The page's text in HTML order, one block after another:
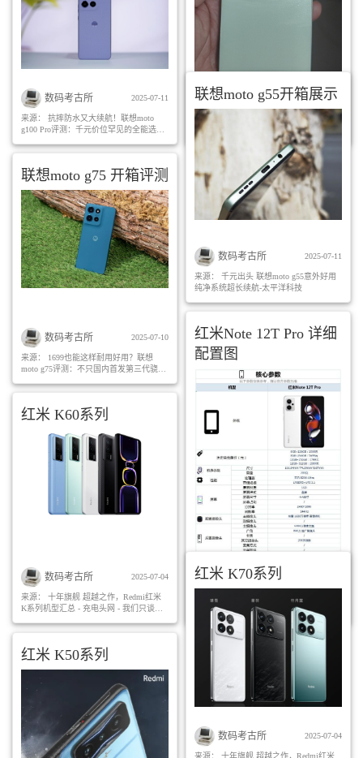
数码考古所 2025-07-30
来源：
618数码好物开箱！iQOO Z9x
带来的惊喜体验_安卓手机_什么值得买
数码考古所 2025-07-11
来源： 抗摔防水又大续航！联想moto
g100 Pro评测：千元价位罕见的全能选手-
联想moto g55开箱展示
数码考古所 2025-07-11
来源： 千元出头 联想moto g55意外好用
纯净系统超长续航-太平洋科技
联想moto g75 开箱评测
数码考古所 2025-07-10
来源： 1699也能这样耐用好用？联想
moto g75评测：不只国内首发第三代骁龙
红米Note 12T Pro 详细
配置图
数码考古所
Pro 来了！几乎毫无短板，618值得考虑！
红米 K60系列
数码考古所 2025-07-04
来源： 十年旗舰 超越之作，Redmi红米
K系列机型汇总 - 充电头网 - 我们只谈充
红米 K70系列
数码考古所 2025-07-04
来源： 十年旗舰 超越之作，Redmi红米
红米 K50系列